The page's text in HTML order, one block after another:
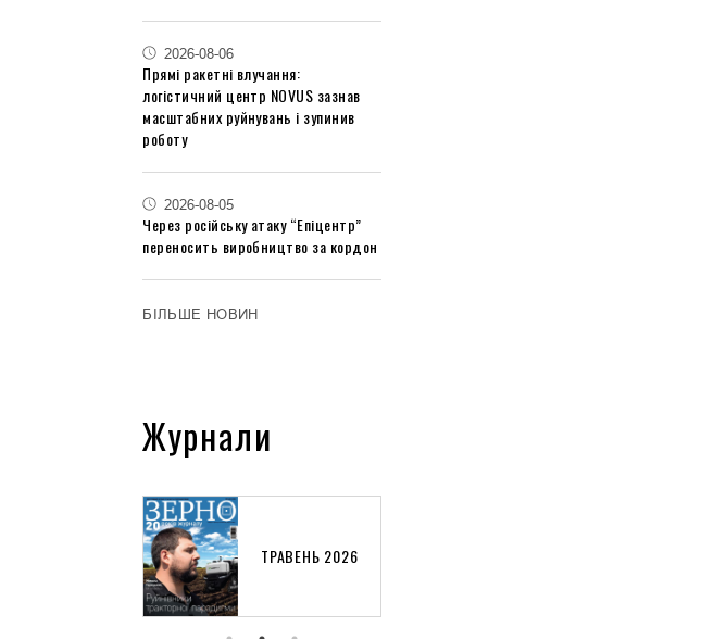
2026-08-06
Прямі ракетні влучання:
логістичний центр NOVUS зазнав
масштабних руйнувань і зупинив
роботу
2026-08-05
Через російську атаку “Епіцентр”
переносить виробництво за кордон
БІЛЬШЕ НОВИН
Журнали
ТРАВЕНЬ 2026